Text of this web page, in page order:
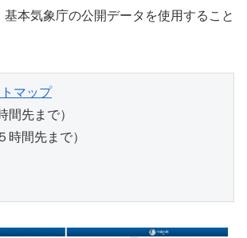
本気象庁の公開データを使用すること
マップ
間先まで）
時間先まで）